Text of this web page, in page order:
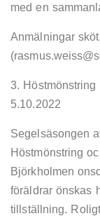
med en
Anmälningar
3. Höstmönstring
5.10.2022
Segelsäsongen
Höstmönstring
Björkholmen
föräldrar önskas
tillställning.